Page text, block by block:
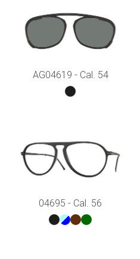
AG04619 - Cal. 54
04695 - Cal. 56